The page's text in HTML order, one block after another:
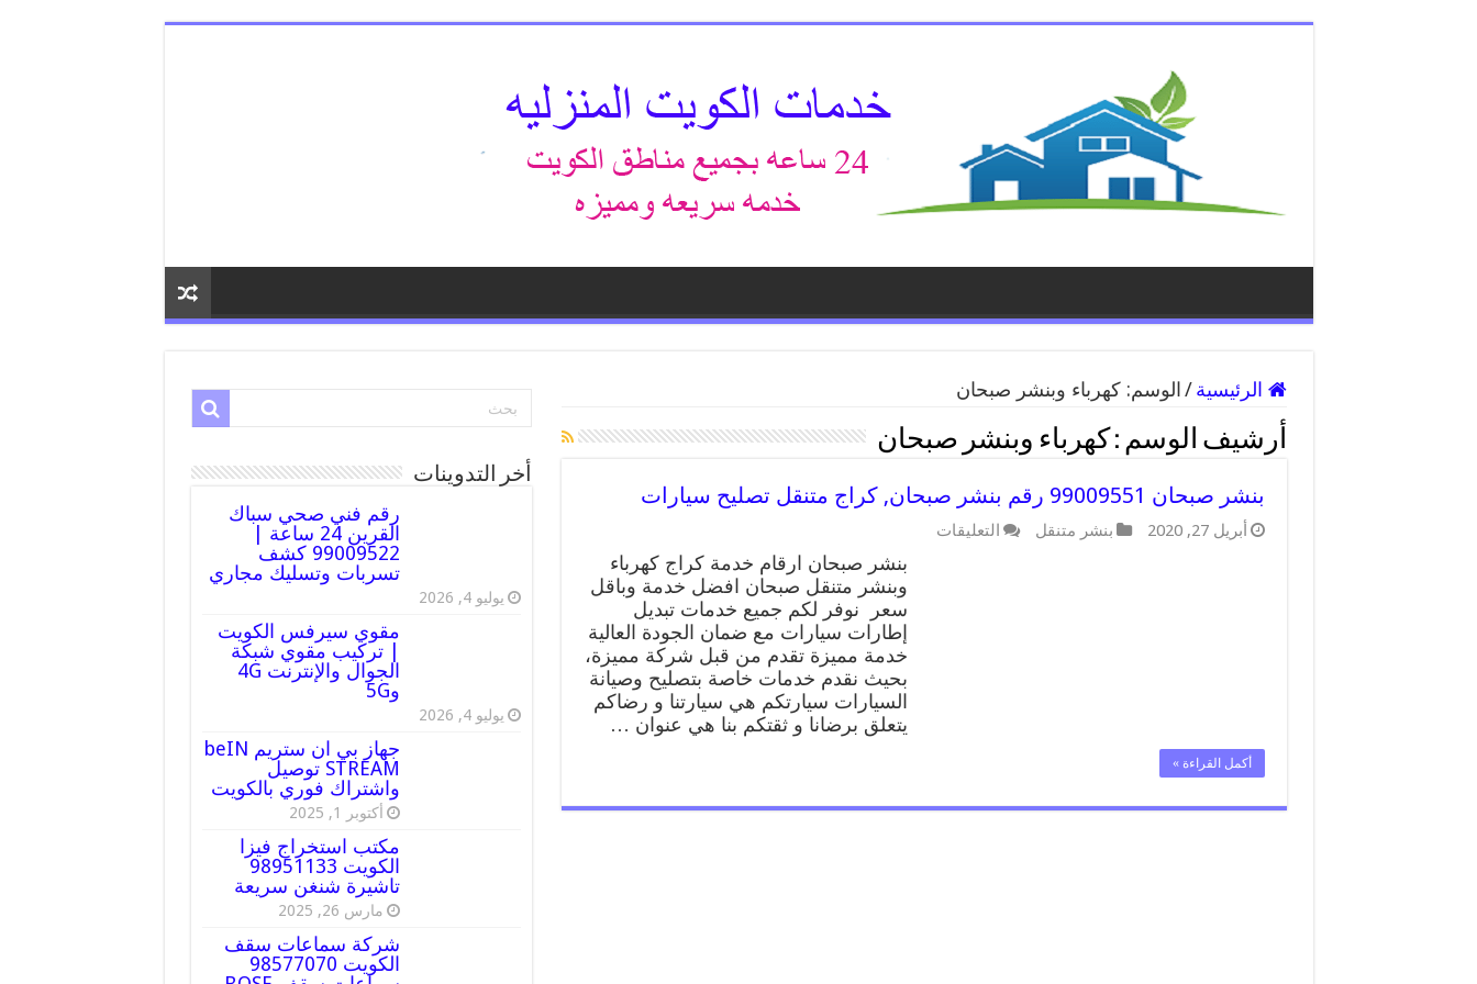
الرئيسية / الوسم:كهرباء وبنشر صبحان
أرشيف الوسم : كهرباء وبنشر صبحان
بنشر صبحان 99009551 رقم بنشر صبحان, كراج متنقل تصليح سيارات
أبريل 27, 2020 بنشر متنقل التعليقات
صبحان
99009551
بنشر
صبحان,
متنقل
تصليح
سيارات
بنشر صبحان ارقام خدمة كراج كهرباء
وبنشر متنقل صبحان افضل خدمة وباقل
سعر نوفر لكم جميع خدمات تبديل
إطارات سيارات مع ضمان الجودة العالية
خدمة مميزة تقدم من قبل شركة مميزة،
بحيث نقدم خدمات خاصة بتصليح وصيانة
السيارات سيارتكم هي سيارتنا و رضاكم
يتعلق برضانا و ثقتكم بنا هي عنوان …
أكمل القراءة »
أخر التدوينات
رقم فني صحي سباك
القرين 24 ساعة |
99009522 كشف
تسربات وتسليك مجاري
يوليو 4, 2026
مقوي سيرفس الكويت
| تركيب مقوي شبكة
الجوال والإنترنت 4G
و5G
يوليو 4, 2026
جهاز بي ان ستريم beIN
STREAM توصيل
واشتراك فوري بالكويت
أكتوبر 1, 2025
مكتب استخراج فيزا
الكويت 98951133
تاشيرة شنغن سريعة
مارس 26, 2025
شركة سماعات سقف
الكويت 98577070